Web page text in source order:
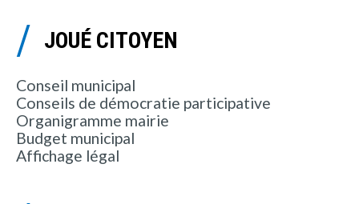
JOUÉ CITOYEN
Conseil municipal
Conseils de démocratie participative
Organigramme mairie
Budget municipal
Affichage légal